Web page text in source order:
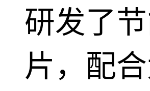
研发了
片，配